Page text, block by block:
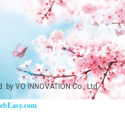
VO INNOVATION Co., Ltd.